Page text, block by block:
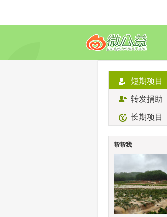
短期项目
转发捐助
长期项目
帮帮我